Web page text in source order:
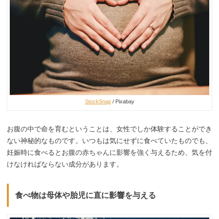
StockSnap/ Pixabay
お腹の中で命を育むということは、女性でしか体験することができ
ない神秘的なものです。いつもは気にせずに食べていたものでも、
妊娠時に食べるとお腹の赤ちゃんに影響を強く与えるため、気を付
けなければならない成分があります。
食べ物は母体や胎児に直に影響を与える